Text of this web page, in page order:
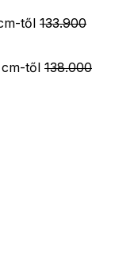
től 133.900
től 138.000